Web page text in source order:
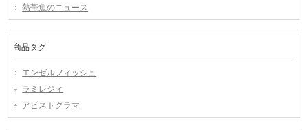
熱帯魚のニュース
商品タグ
エンゼルフィッシュ
ラミレジィ
アピストグラマ